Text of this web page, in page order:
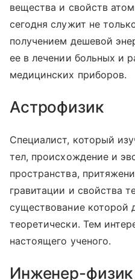
вещества и свойств
сегодня служит не
получением дешевой
ее в лечении больных и
медицинских приборов.
Астрофизик
Специалист, который
тел, происхождение и
пространства,
гравитации и свойства
существование которой
теоретически. Тем
настоящего ученого.
Инженер-физик